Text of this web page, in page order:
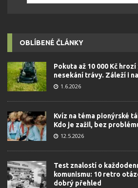
OBLÍBENÉ ČLÁNKY
Pokuta až 10 000 Kč
nesekání trávy. Záleží i
1.6.2026
Kvíz na téma pionýrské
Kdo je zažil, bez
12.5.2026
Test znalostí o
komunismu: 10 retro
dobrý přehled